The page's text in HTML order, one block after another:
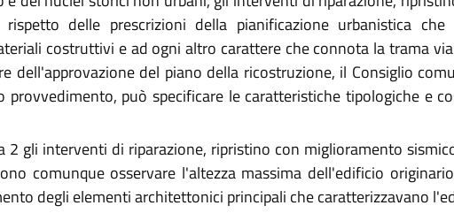
delle prescrizioni della pianificazione urbanistica
costruttivi e ad ogni altro carattere che connota la trama
dell'approvazione del piano della ricostruzione, il Consiglio
può specificare le caratteristiche tipologiche e
gli interventi di riparazione, ripristino con miglioramento
comunque osservare l'altezza massima dell'edificio
degli elementi architettonici principali che caratterizzavano